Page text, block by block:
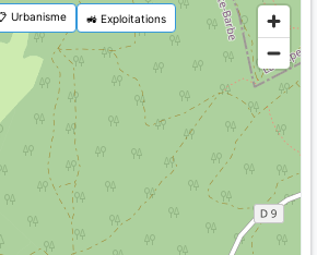
Urbanisme 🚜 Exploitations